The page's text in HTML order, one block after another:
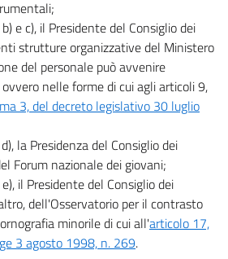
e c), il Presidente del Consiglio dei
strutture organizzative del Ministero
del personale può avvenire
nelle forme di cui agli articoli 9,
3, del decreto legislativo 30 luglio
la Presidenza del Consiglio dei
Forum nazionale dei giovani;
il Presidente del Consiglio dei
dell'Osservatorio per il contrasto
minorile di cui all'articolo 17,
3 agosto 1998, n. 269.